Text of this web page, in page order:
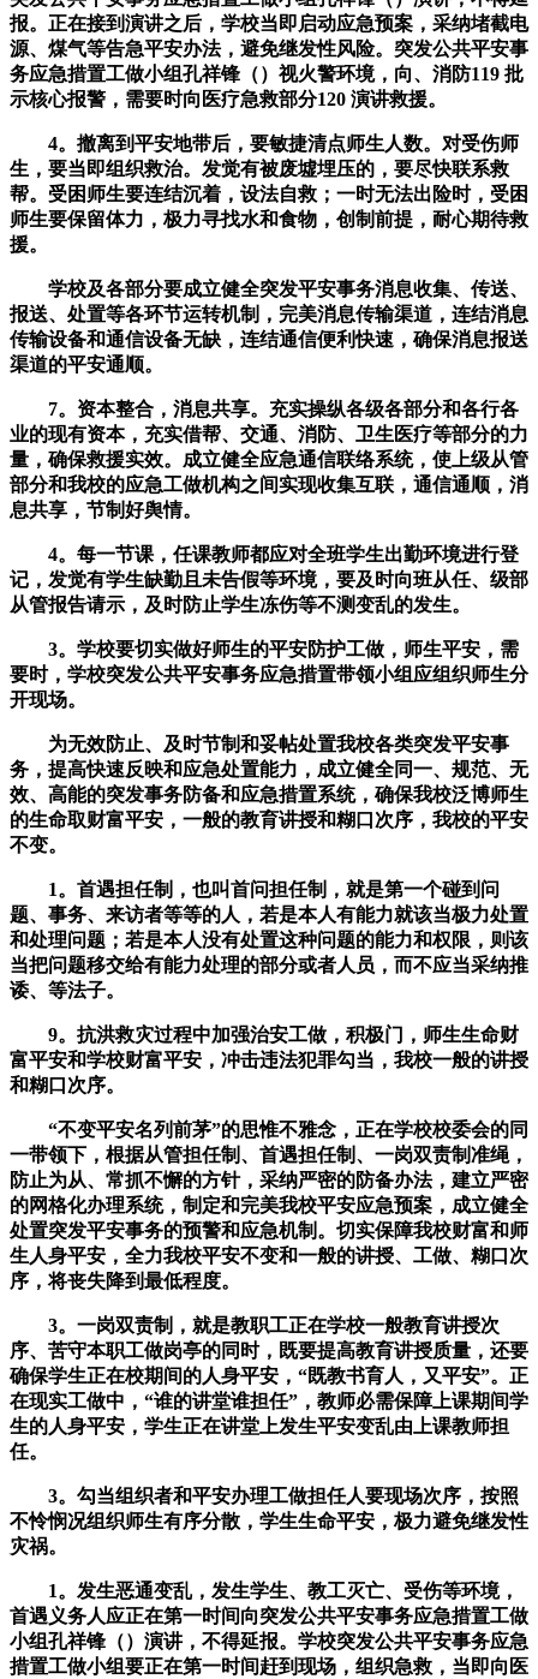
报。正在接到演讲之后，学校当即启动应急预案，采纳堵截电
源、煤气等告急平安办法，避免继发性风险。突发公共平安事
务应急措置工做小组孔祥锋（）视火警环境，向、消防119 批
示核心报警，需要时向医疗急救部分120 演讲救援。
4。撤离到平安地带后，要敏捷清点师生人数。对受伤师
生，要当即组织救治。发觉有被废墟埋压的，要尽快联系救
帮。受困师生要连结沉着，设法自救；一时无法出险时，受困
师生要保留体力，极力寻找水和食物，创制前提，耐心期待救
援。
学校及各部分要成立健全突发平安事务消息收集、传送、
报送、处置等各环节运转机制，完美消息传输渠道，连结消息
传输设备和通信设备无缺，连结通信便利快速，确保消息报送
渠道的平安通顺。
7。资本整合，消息共享。充实操纵各级各部分和各行各
业的现有资本，充实借帮、交通、消防、卫生医疗等部分的力
量，确保救援实效。成立健全应急通信联络系统，使上级从管
部分和我校的应急工做机构之间实现收集互联，通信通顺，消
息共享，节制好舆情。
4。每一节课，任课教师都应对全班学生出勤环境进行登
记，发觉有学生缺勤且未告假等环境，要及时向班从任、级部
从管报告请示，及时防止学生冻伤等不测变乱的发生。
3。学校要切实做好师生的平安防护工做，师生平安，需
要时，学校突发公共平安事务应急措置带领小组应组织师生分
开现场。
为无效防止、及时节制和妥帖处置我校各类突发平安事
务，提高快速反映和应急处置能力，成立健全同一、规范、无
效、高能的突发事务防备和应急措置系统，确保我校泛博师生
的生命取财富平安，一般的教育讲授和糊口次序，我校的平安
不变。
1。首遇担任制，也叫首问担任制，就是第一个碰到问
题、事务、来访者等等的人，若是本人有能力就该当极力处置
和处理问题；若是本人没有处置这种问题的能力和权限，则该
当把问题移交给有能力处理的部分或者人员，而不应当采纳推
诿、等法子。
9。抗洪救灾过程中加强治安工做，积极门，师生生命财
富平安和学校财富平安，冲击违法犯罪勾当，我校一般的讲授
和糊口次序。
“不变平安名列前茅”的思惟不雅念，正在学校校委会的同
一带领下，根据从管担任制、首遇担任制、一岗双责制准绳，
防止为从、常抓不懈的方针，采纳严密的防备办法，建立严密
的网格化办理系统，制定和完美我校平安应急预案，成立健全
处置突发平安事务的预警和应急机制。切实保障我校财富和师
生人身平安，全力我校平安不变和一般的讲授、工做、糊口次
序，将丧失降到最低程度。
3。一岗双责制，就是教职工正在学校一般教育讲授次
序、苦守本职工做岗亭的同时，既要提高教育讲授质量，还要
确保学生正在校期间的人身平安，“既教书育人，又平安”。正
在现实工做中，“谁的讲堂谁担任”，教师必需保障上课期间学
生的人身平安，学生正在讲堂上发生平安变乱由上课教师担
任。
3。勾当组织者和平安办理工做担任人要现场次序，按照
不怜悯况组织师生有序分散，学生生命平安，极力避免继发性
灾祸。
1。发生恶通变乱，发生学生、教工灭亡、受伤等环境，
首遇义务人应正在第一时间向突发公共平安事务应急措置工做
小组孔祥锋（）演讲，不得延报。学校突发公共平安事务应急
措置工做小组要正在第一时间赶到现场，组织急救，当即向医